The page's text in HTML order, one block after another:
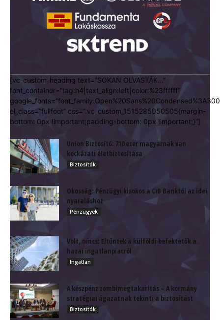
[vc_custom_heading text=”SOKAN OLVASTÁK…”
font_container=”tag:h4|text_align:left|color:%23ffffff”
el_class=”fullfoot” css=”.vc_custom_1515285050505{margin-
bottom: 0px !important;padding-bottom: 0px !important;}”]
Union Biztosító: 710 ezer magyarnak van
kockázati életbiztosítása
Biztosítók
Okosság: Pénzügyi kisokos a CIB Banktól az idei
nyaraláshoz
Pénzügyek
Volt, nincs: Eltűntek a külföldi befektetők a
hazai ingatlanpiacról
Ingatlan
A készpénz zombimegtakarítás – A kormány
stratégiai ágazatnak tekinti a biztosítást
Biztosítók